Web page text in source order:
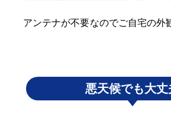
アンテナが不要なのでご自宅の外
悪天候でも大丈